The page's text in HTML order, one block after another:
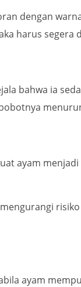
dengan
harus segera
bahwa ia
ayam
ayam